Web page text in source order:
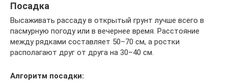
Посадка
Высаживать рассаду в открытый грунт лучше всего в
пасмурную погоду или в вечернее время. Расстояние
между рядками составляет 50–70 см, а ростки
располагают друг от друга на 30–40 см.
Алгоритм посадки: